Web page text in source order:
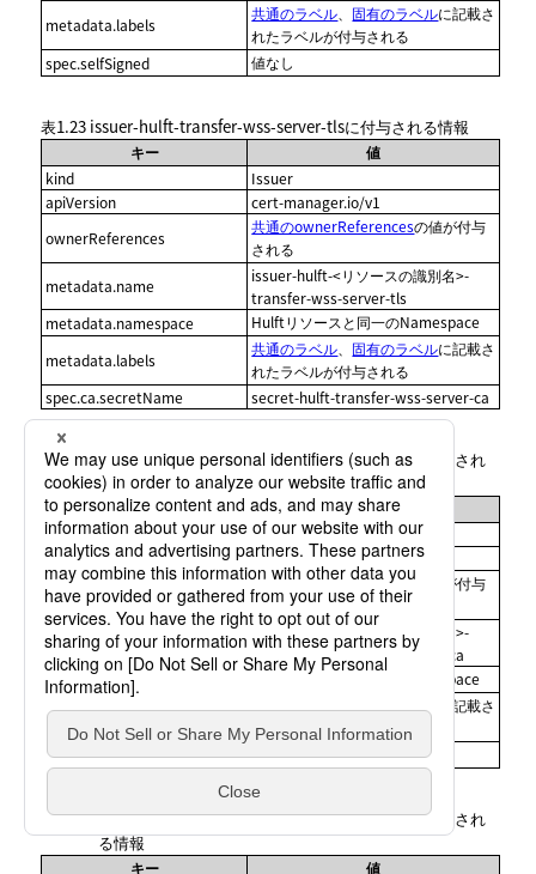
metadata.labels
共通のラベル 固有のラベルに記載さ
れたラベルが付与される
spec.selfSigned
値なし
表1.23 issuer-hulft-transfer-wss-server-tlsに付与される情報
キー
値
kind
Issuer
apiVersion
cert-manager.io/v1
ownerReferences
共通のownerReferencesの値が付与
される
metadata.name
issuer-hulft-<リソースの識別名>-
transfer-wss-server-tls
metadata.namespace
Hulftリソースと同一のNamespace
metadata.labels
共通のラベル 固有のラベルに記載さ
れたラベルが付与される
spec.ca.secretName
secret-hulft-transfer-wss-server-ca
表1.24issuer-hulft-transfer-observe-wss-server-caに付与され
る情報
キー
値
kind
Issuer
apiVersion
cert-manager.io/v1
ownerReferences
共通のownerReferencesの値が付与
される
metadata.name
issuer-hulft-<リソースの識別名>-
transfer-observe-wss-server-ca
metadata.namespace
Hulftリソースと同一のNamespace
metadata.labels
に記載さ
れたラベルが付与される
spec.selfSigned
値なし
表1.25issuer-hulft-transfer-observe-wss-server-tlsに付与され
る情報
キー 値